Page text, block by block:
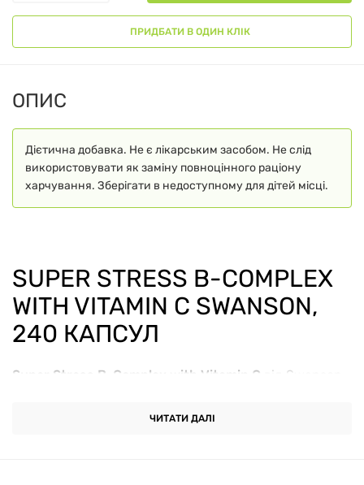
ПРИДБАТИ В ОДИН КЛІК
ОПИС
Дієтична добавка. Не є лікарським засобом. Не слід
використовувати як заміну повноцінного раціону
харчування. Зберігати в недоступному для дітей місці.
SUPER STRESS B-COMPLEX
WITH VITAMIN C SWANSON,
240 КАПСУЛ
Super Stress B-Complex with Vitamin C від Swanson
спеціально для підтримки нервової системи,
ЧИТАТИ ДАЛІ